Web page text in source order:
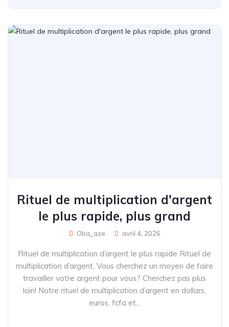
Rituel de multiplication d'argent
le plus rapide, plus grand
Oba_aze avril 4, 2026
Rituel de multiplication d’argent le plus rapide Rituel de
multiplication d’argent, Vous cherchez un moyen de faire
travailler votre argent pour vous? Cherchez pas plus
loin! Notre rituel de multiplication d’argent en dollars,
euros, fcfa et...